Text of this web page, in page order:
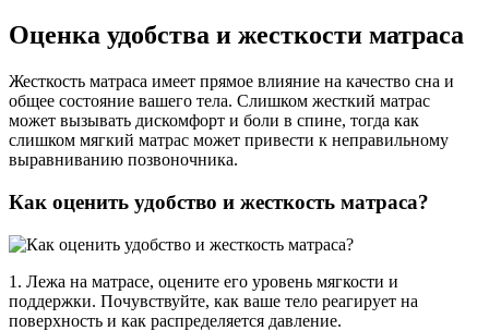
Оценка удобства и жесткости матраса
Жесткость матраса имеет прямое влияние на качество сна и
общее состояние вашего тела. Слишком жесткий матрас
может вызывать дискомфорт и боли в спине, тогда как
слишком мягкий матрас может привести к неправильному
выравниванию позвоночника.
Как оценить удобство и жесткость матраса?
1. Лежа на матрасе, оцените его уровень мягкости и
поддержки. Почувствуйте, как ваше тело реагирует на
поверхность и как распределяется давление.